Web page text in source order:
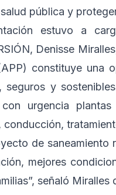
pública y
estuvo a
Denisse
constituye una
seguros y
con urgencia
conducción,
de saneamiento
mejores
señaló